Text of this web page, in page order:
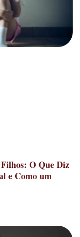
O Que Diz
e Como um